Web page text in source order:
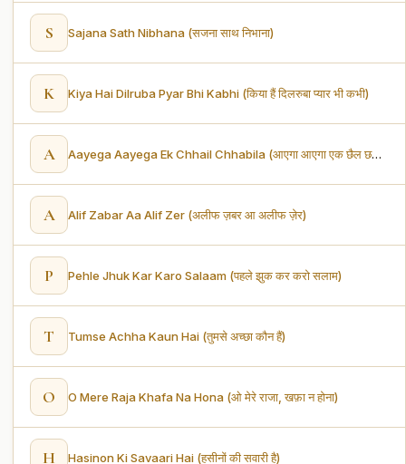
S Sajana Sath Nibhana (सजना साथ निभाना)
K Kiya Hai Dilruba Pyar Bhi Kabhi (किया हैं दिलरुबा प्यार भी कभी)
A Aayega Aayega Ek Chhail Chhabila (आएगा आएगा एक छैल छबीला)
A Alif Zabar Aa Alif Zer (अलीफ ज़बर आ अलीफ ज़ेर)
P Pehle Jhuk Kar Karo Salaam (पहले झुक कर करो सलाम)
T Tumse Achha Kaun Hai (तुमसे अच्छा कौन हैं)
O O Mere Raja Khafa Na Hona (ओ मेरे राजा, खफ़ा न होना)
H Hasinon Ki Savaari Hai (हसीनों की सवारी है)